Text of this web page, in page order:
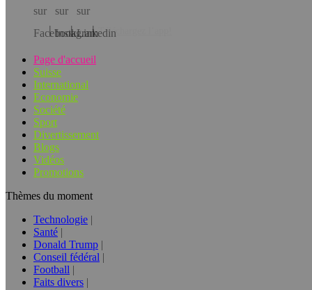
Téléchargez l’app!
Page d'accueil
Suisse
International
Economie
Société
Sport
Divertissement
Blogs
Vidéos
Promotions
Thèmes du moment
Technologie
Santé
Donald Trump
Conseil fédéral
Football
Faits divers